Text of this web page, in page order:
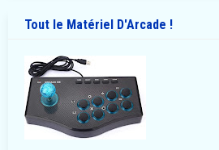
Tout le Matériel D'Arcade !